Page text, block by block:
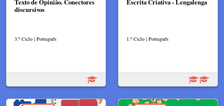
Texto de Opinião. Conectores
discursivos
3.º Ciclo | Português
Escrita Criativa - Lengalenga
1.º Ciclo | Português